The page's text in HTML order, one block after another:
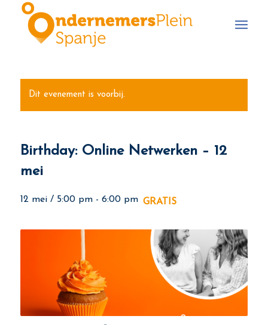
Dit evenement is voorbij.
Birthday: Online Netwerken – 12
mei
12 mei / 5:00 pm- 6:00 pm GRATIS